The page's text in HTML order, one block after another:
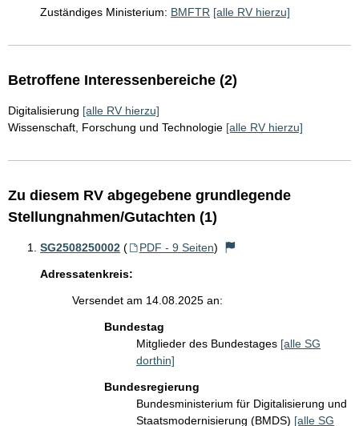
Zuständiges Ministerium: BMFTR [alle RV hierzu]
Betroffene Interessenbereiche (2)
Digitalisierung [alle RV hierzu]
Wissenschaft, Forschung und Technologie [alle RV hierzu]
Zu diesem RV abgegebene grundlegende
Stellungnahmen/Gutachten (1)
SG2508250002 ( PDF - 9 Seiten)
Adressatenkreis:
Versendet am 14.08.2025 an:
Bundestag
Mitglieder des Bundestages [alle SG
dorthin]
Bundesregierung
Bundesministerium für Digitalisierung und
Staatsmodernisierung (BMDS) [alle SG